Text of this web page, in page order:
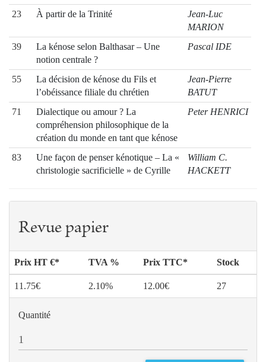
23
À partir de la Trinité
Jean-Luc
MARION
39
La kénose selon Balthasar – Une
notion centrale ?
Pascal IDE
55
La décision de kénose du Fils et
l’obéissance filiale du chrétien
Jean-Pierre
BATUT
71
Dialectique ou amour ? La
compréhension philosophique de la
création du monde en tant que kénose
Peter HENRICI
83
Une façon de penser kénotique – La «
christologie sacrificielle » de Cyrille
William C.
HACKETT
97
Le don du sacrifice – Ou ce que la «
Andrea
109
Kénose, compassion et miséricorde
chez Simone Weil
GABELLIERI
Revue papier
Prix HT €* TVA % Prix TTC* Stock
11.75€ 2.10% 12.00€ 27
Quantité